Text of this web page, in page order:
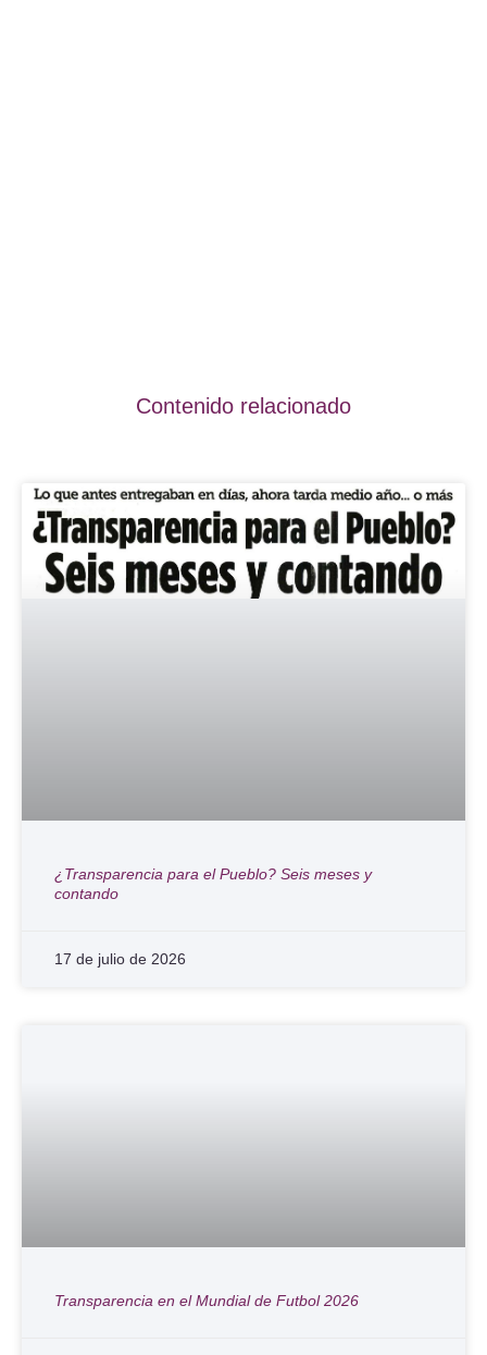
Contenido relacionado
¿Transparencia para el Pueblo? Seis meses y
contando
17 de julio de 2026
Transparencia en el Mundial de Futbol 2026